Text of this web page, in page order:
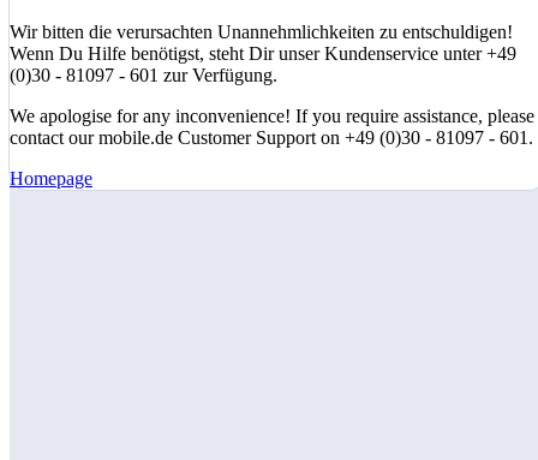
Wir bitten die verursachten Unannehmlichkeiten zu entschuldigen!
Wenn Du Hilfe benötigst, steht Dir unser Kundenservice unter +49
(0)30 - 81097 - 601 zur Verfügung.
We apologise for any inconvenience! If you require assistance, please
contact our mobile.de Customer Support on +49 (0)30 - 81097 - 601.
Homepage